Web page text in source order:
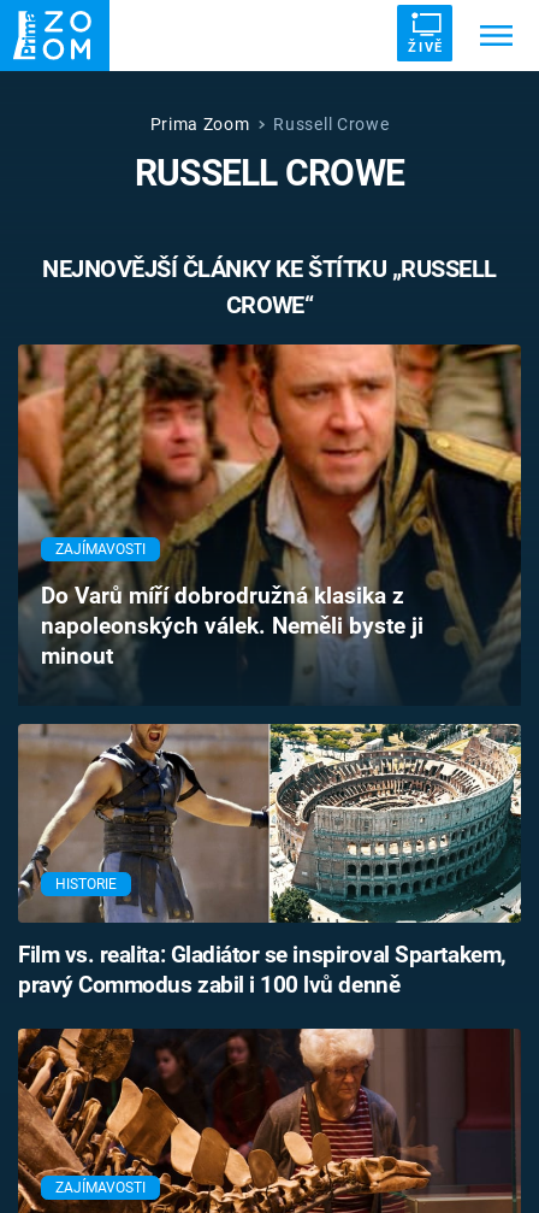
ŽIVĚ
ZRÁDCI UFO DRUHÁ SVĚTOVÁ VÁLKA
VETŘELCI DÁVNOVĚKU
Témata
Pořady
TV Program
Časopis
Sledujte prima+
Sledujte nás
Prima Zoom Russell Crowe
RUSSELL CROWE
NEJNOVĚJŠÍ ČLÁNKY KE ŠTÍTKU „RUSSELL
CROWE“
ZAJÍMAVOSTI
Do Varů míří dobrodružná klasika z
napoleonských válek. Neměli byste ji
minout
HISTORIE
Film vs. realita: Gladiátor se inspiroval Spartakem,
pravý Commodus zabil i 100 lvů denně
ZAJÍMAVOSTI